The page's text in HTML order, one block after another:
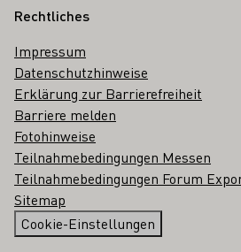
Rechtliches
Impressum
Datenschutzhinweise
Erklärung zur Barrierefreiheit
Barriere melden
Fotohinweise
Teilnahmebedingungen Messen
Teilnahmebedingungen Forum
Sitemap
Cookie-Einstellungen